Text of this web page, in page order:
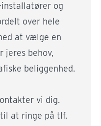
og
over hele
at vælge en
jeres behov,
beliggenhed.
vi dig.
at ringe på tlf.